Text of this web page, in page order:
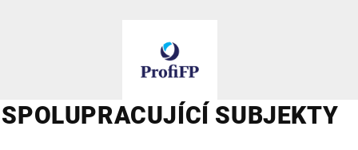
SPOLUPRACUJÍCÍ SUBJEKTY